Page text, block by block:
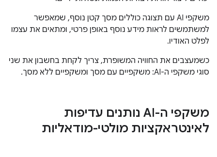
משקפי AI עם תצוגה כוללים מסך קטן נוסף, שמאפשר
למשתמשים לראות מידע נוסף באופן פרטי, ומתאים את עצמו
לפלט האודיו.
כשמעצבים את החוויה המשופרת, צריך לקחת בחשבון את שני
סוגי משקפי ה-AI: משקפיים עם מסך ומשקפיים ללא מסך.
משקפי ה-AI נותנים עדיפות
לאינטראקציות מולטי-מודאליות